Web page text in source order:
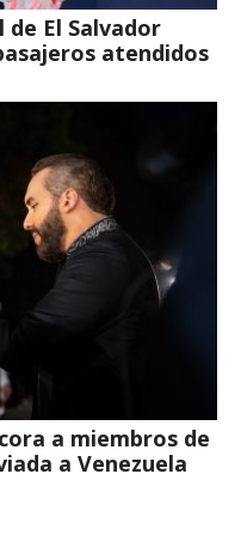
El Salvador
atendidos
a miembros de
a Venezuela